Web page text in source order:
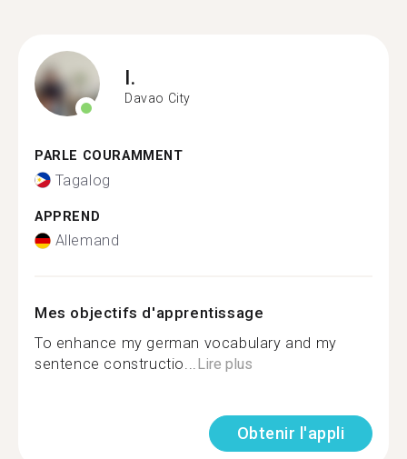
I.
Davao City
PARLE COURAMMENT
Tagalog
APPREND
Allemand
Mes objectifs d'apprentissage
To enhance my german vocabulary and my
sentence constructio...Lire plus
Obtenir l'appli